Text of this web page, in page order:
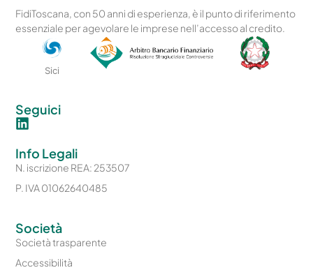
FidiToscana, con 50 anni di esperienza, è il punto di riferimento
essenziale per agevolare le imprese nell’accesso al credito.
Sici
Società
Società trasparente
Accessibilità
Seguici
Info Legali
N. iscrizione REA: 253507
P. IVA 01062640485